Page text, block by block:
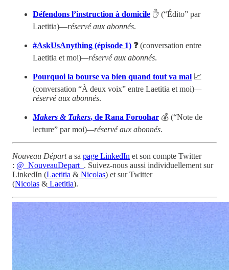
Défendons l’instruction à domicile ✋ (“Édito” par
Laetitia)—réservé aux abonnés.
#AskUsAnything (épisode 1) ❓(conversation entre
Laetitia et moi)—réservé aux abonnés.
Pourquoi la bourse va bien quand tout va mal 📈
(conversation “À deux voix” entre Laetitia et moi)—
réservé aux abonnés.
Makers & Takers, de Rana Foroohar 💰 (“Note de
lecture” par moi)—réservé aux abonnés.
Nouveau Départa sa page LinkedIn et son compte Twitter
: @_NouveauDepart_ . Suivez-nous aussi individuellement sur
LinkedIn (Laetitia & Nicolas) et sur Twitter
(Nicolas & Laetitia).